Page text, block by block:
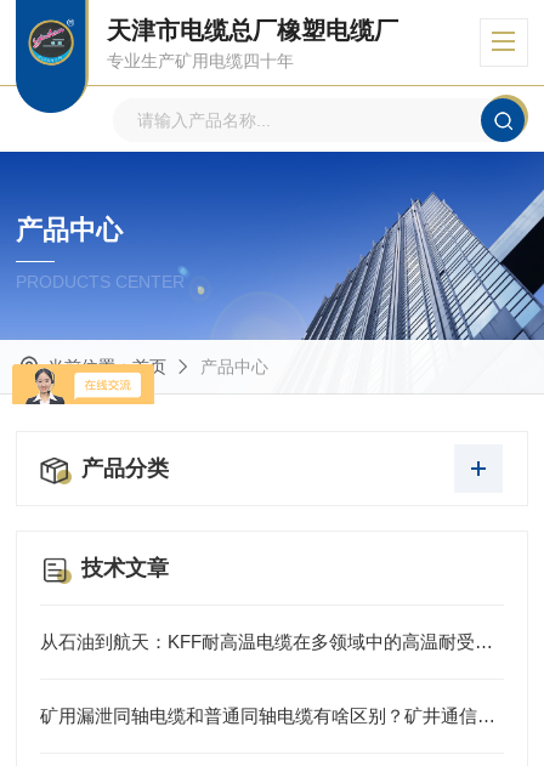
天津市电缆总厂橡塑电缆厂
专业生产矿用电缆四十年
产品中心
PRODUCTS CENTER
当前位置：首页 产品中心
产品分类
技术文章
从石油到航天：KFF耐高温电缆在多领域中的高温耐受应用案例集
矿用漏泄同轴电缆和普通同轴电缆有啥区别？矿井通信全靠它